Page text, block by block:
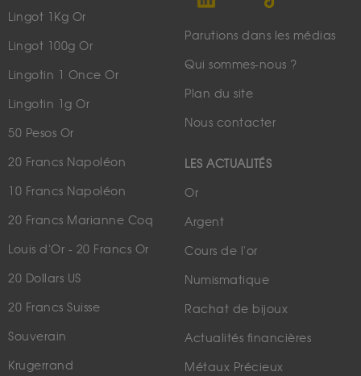
Lingot 1Kg Or
Lingot 100g Or
Lingotin 1 Once Or
Lingotin 1g Or
50 Pesos Or
20 Francs Napoléon
10 Francs Napoléon
20 Francs Marianne Coq
Louis d'Or - 20 Francs Or
20 Dollars US
20 Francs Suisse
Souverain
Krugerrand
Parutions dans les médias
Qui sommes-nous ?
Plan du site
Nous contacter
LES ACTUALITÉS
Or
Argent
Cours de l'or
Numismatique
Rachat de bijoux
Actualités financières
Métaux Précieux